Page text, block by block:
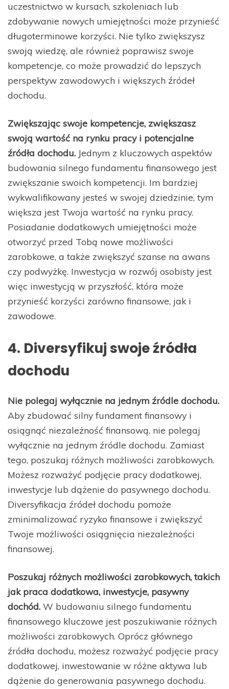
uczestnictwo w kursach, szkoleniach lub
zdobywanie nowych umiejętności może przynieść
długoterminowe korzyści. Nie tylko zwiększysz
swoją wiedzę, ale również poprawisz swoje
kompetencje, co może prowadzić do lepszych
perspektyw zawodowych i większych źródeł
dochodu.
Zwiększając swoje kompetencje, zwiększasz
swoją wartość na rynku pracy i potencjalne
źródła dochodu. Jednym z kluczowych aspektów
budowania silnego fundamentu finansowego jest
zwiększanie swoich kompetencji. Im bardziej
wykwalifikowany jesteś w swojej dziedzinie, tym
większa jest Twoja wartość na rynku pracy.
Posiadanie dodatkowych umiejętności może
otworzyć przed Tobą nowe możliwości
zarobkowe, a także zwiększyć szanse na awans
czy podwyżkę. Inwestycja w rozwój osobisty jest
więc inwestycją w przyszłość, która może
przynieść korzyści zarówno finansowe, jak i
zawodowe.
4. Diversyfikuj swoje źródła
dochodu
Nie polegaj wyłącznie na jednym źródle dochodu.
Aby zbudować silny fundament finansowy i
osiągnąć niezależność finansową, nie polegaj
wyłącznie na jednym źródle dochodu. Zamiast
tego, poszukaj różnych możliwości zarobkowych.
Możesz rozważyć podjęcie pracy dodatkowej,
inwestycje lub dążenie do pasywnego dochodu.
Diversyfikacja źródeł dochodu pomoże
zminimalizować ryzyko finansowe i zwiększyć
Twoje możliwości osiągnięcia niezależności
finansowej.
Poszukaj różnych możliwości zarobkowych, takich
jak praca dodatkowa, inwestycje, pasywny
dochód. W budowaniu silnego fundamentu
finansowego kluczowe jest poszukiwanie różnych
możliwości zarobkowych. Oprócz głównego
źródła dochodu, możesz rozważyć podjęcie pracy
dodatkowej, inwestowanie w różne aktywa lub
dążenie do generowania pasywnego dochodu.